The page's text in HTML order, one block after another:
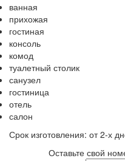
ванная
прихожая
гостиная
консоль
комод
туалетный столик
санузел
гостиница
отель
салон
Срок изготовления: от 2-х
Оставьте свой